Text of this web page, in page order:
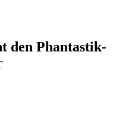
den Phantastik-